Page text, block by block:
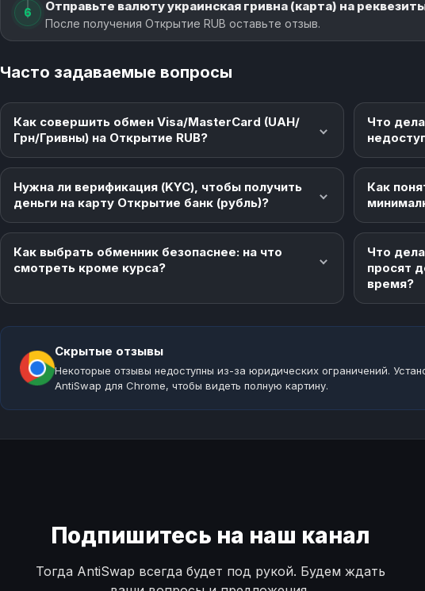
6 Отправьте валюту украинская гривна (карта) на
После получения Открытие RUB оставьте отзыв.
Часто задаваемые вопросы
Как совершить обмен Visa/MasterCard (UAH/
Грн/Гривны) на Открытие RUB?
Что
Нужна ли верификация (KYC), чтобы получить
деньги на карту Открытие банк (рубль)?
Как
Как выбрать обменник безопаснее: на что
смотреть кроме курса?
Что
просят
время?
Скрытые отзывы
Некоторые отзывы недоступны из-за юридических ограничений.
AntiSwap для Chrome, чтобы видеть полную картину.
Подпишитесь на наш канал
Тогда AntiSwap всегда будет под рукой. Будем ждать